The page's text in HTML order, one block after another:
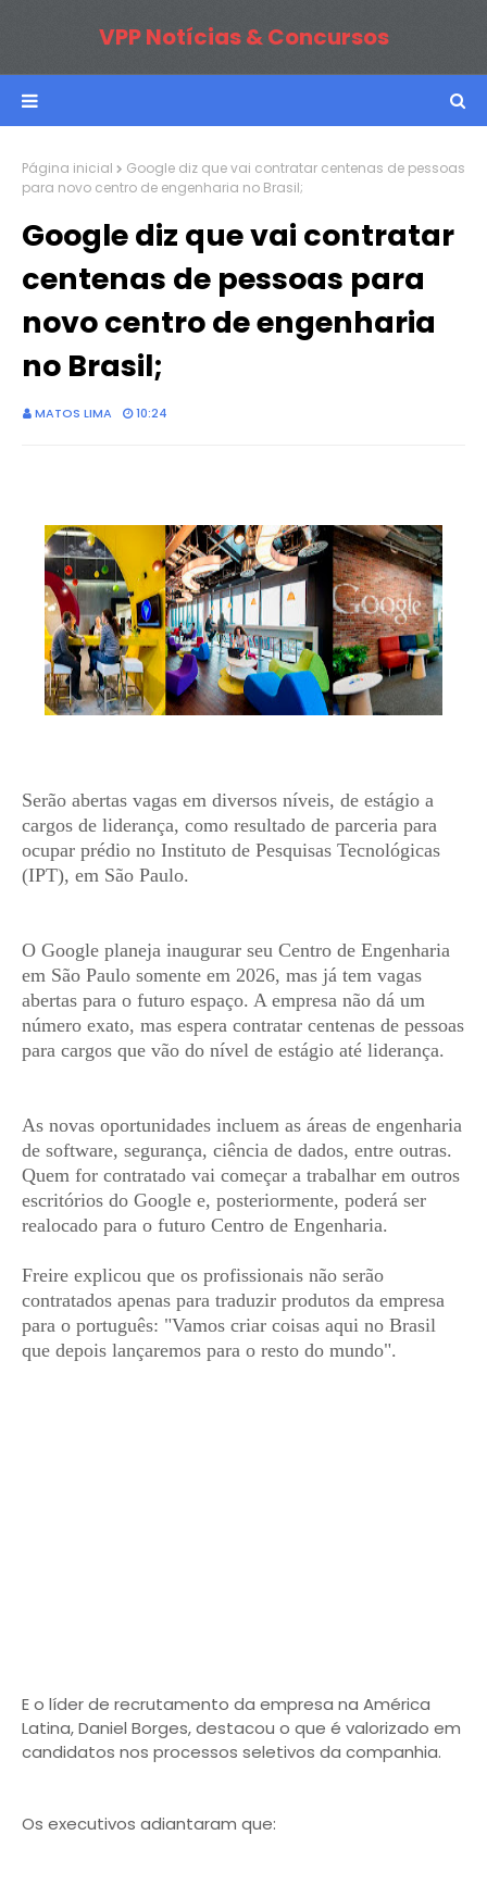
VPP Notícias & Concursos
Página inicial
Google diz que vai contratar centenas de pessoas
para novo centro de engenharia no Brasil;
Google diz que vai contratar
centenas de pessoas para
novo centro de engenharia
no Brasil;
MATOS LIMA 10:24
Serão abertas vagas em diversos níveis, de estágio a
cargos de liderança, como resultado de parceria para
ocupar prédio no Instituto de Pesquisas Tecnológicas
(IPT), em São Paulo.
O Google planeja inaugurar seu Centro de Engenharia
em São Paulo somente em 2026, mas já tem vagas
abertas para o futuro espaço. A empresa não dá um
número exato, mas espera contratar centenas de pessoas
para cargos que vão do nível de estágio até liderança.
As novas oportunidades incluem as áreas de engenharia
de software, segurança, ciência de dados, entre outras.
Quem for contratado vai começar a trabalhar em outros
escritórios do Google e, posteriormente, poderá ser
realocado para o futuro Centro de Engenharia.
Freire explicou que os profissionais não serão
contratados apenas para traduzir produtos da empresa
para o português: "Vamos criar coisas aqui no Brasil
que depois lançaremos para o resto do mundo".
E o líder de recrutamento da empresa na América
Latina, Daniel Borges, destacou o que é valorizado em
candidatos nos processos seletivos da companhia.
Os executivos adiantaram que: